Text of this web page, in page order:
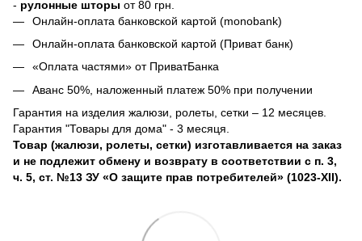
- рулонные шторы от 80 грн.
Онлайн-оплата банковской картой (monobank)
Онлайн-оплата банковской картой (Приват банк)
«Оплата частями» от ПриватБанка
Аванс 50%, наложенный платеж 50% при получении
Гарантия на изделия жалюзи, ролеты, сетки – 12 месяцев.
Гарантия "Товары для дома" - 3 месяця.
Товар (жалюзи, ролеты, сетки) изготавливается на заказ
и не подлежит обмену и возврату в соответствии с п. 3,
ч. 5, ст. №13 ЗУ «О защите прав потребителей» (1023-XII).